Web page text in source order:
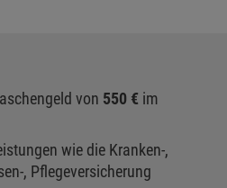
von 550 € im
wie die Kranken-,
, Pflegeversicherung